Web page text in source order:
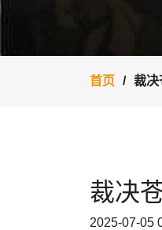
首页 裁决
裁决
2025-07-05